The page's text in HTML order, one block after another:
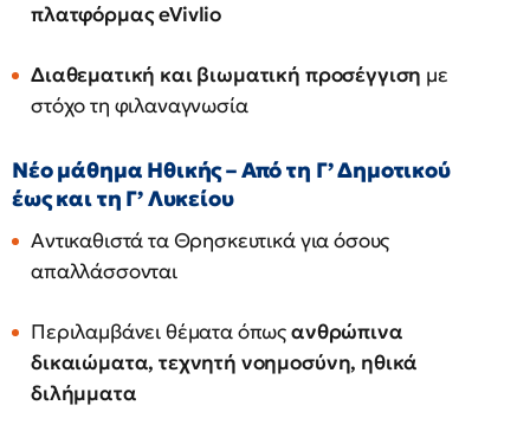
πλατφόρμας eVivlio
Διαθεματική και βιωματική προσέγγιση με
στόχο τη φιλαναγνωσία
Νέο μάθημα Ηθικής – Από τη Γ’ Δημοτικού
έως και τη Γ’ Λυκείου
Αντικαθιστά τα Θρησκευτικά για όσους
απαλλάσσονται
Περιλαμβάνει θέματα όπωςανθρώπινα
δικαιώματα, τεχνητή νοημοσύνη, ηθικά
διλήμματα